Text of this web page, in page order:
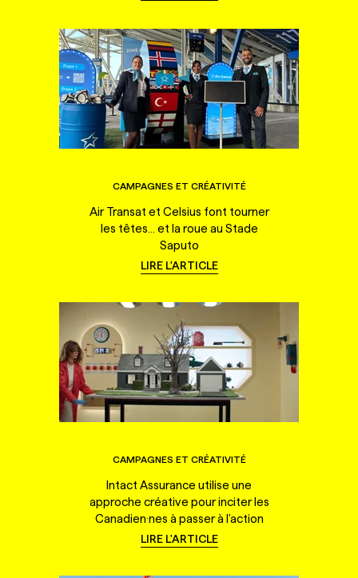
CAMPAGNES ET CRÉATIVITÉ
Air Transat et Celsius font tourner
les têtes... et la roue au Stade
Saputo
LIRE L'ARTICLE
CAMPAGNES ET CRÉATIVITÉ
Intact Assurance utilise une
approche créative pour inciter les
Canadien·nes à passer à l'action
LIRE L'ARTICLE